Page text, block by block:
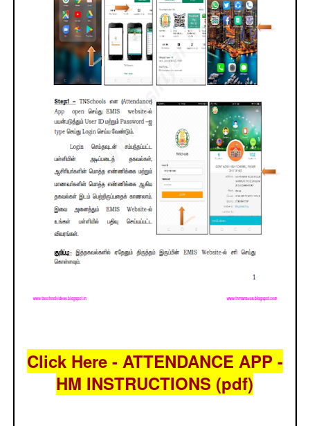
Click Here - ATTENDANCE APP -
HM INSTRUCTIONS (pdf)